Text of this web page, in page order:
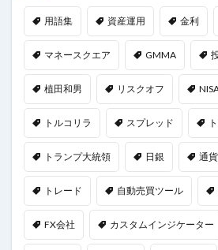
用語集 資産運用 金利
マネースクエア GMMA
植田和男 リスクオフ
トルコリラ スプレッド
トランプ大統領 日銀 通
トレード 自動売買ツール
FX会社 カスタムインジケーター